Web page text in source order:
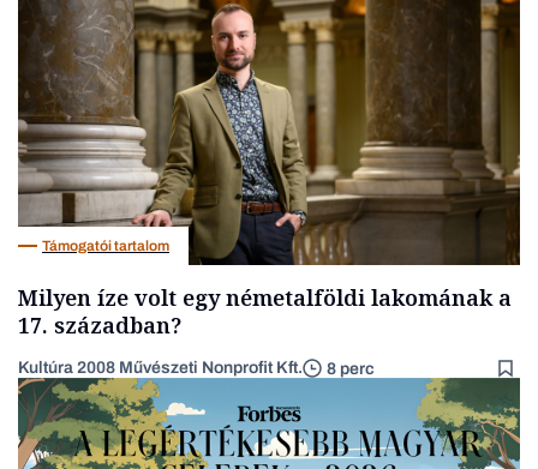
Magyar cégek
Támogatói tartalom
Milyen íze volt egy németalföldi lakomának a
17. században?
Kultúra 2008 Művészeti Nonprofit Kft. 8 perc